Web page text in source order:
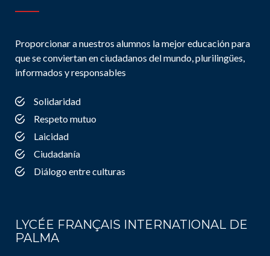
Proporcionar a nuestros alumnos la mejor educación para
que se conviertan en ciudadanos del mundo, plurilingües,
informados y responsables
Solidaridad
Respeto mutuo
Laicidad
Ciudadanía
Diálogo entre culturas
LYCÉE FRANÇAIS INTERNATIONAL DE
PALMA